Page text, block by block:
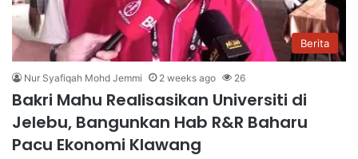
Berita
Nur Syafiqah Mohd Jemmi 2 weeks ago 26
Bakri Mahu Realisasikan Universiti di
Jelebu, Bangunkan Hab R&R Baharu
Pacu Ekonomi Klawang